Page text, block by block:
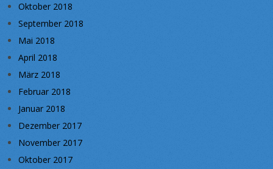
Oktober 2018
September 2018
Mai 2018
April 2018
März 2018
Februar 2018
Januar 2018
Dezember 2017
November 2017
Oktober 2017